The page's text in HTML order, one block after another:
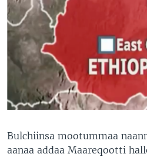
Bulchiinsa mootummaa
aanaa addaa Maareqootti